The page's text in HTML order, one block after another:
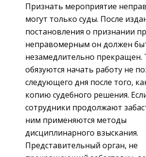
Признать мероприятие
могут только суды. После
постановления о признании
неправомерным он должен
незамедлительно прекращен.
обязуются начать работу не
следующего дня после того,
копию судебного решения.
сотрудники продолжают
ним применяются методы
дисциплинарного взыскания.
Представительный орган, не